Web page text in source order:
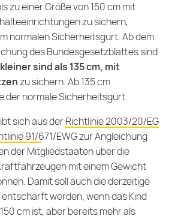
zu einer Größe von 150 cm mit
zu sichern,
normalen Sicherheitsgurt. Ab dem
des Bundesgesetzblattes sind
sind als 135 cm, mit
zu sichern. Ab 135 cm
der normale Sicherheitsgurt.
sich aus derRichtlinie 2003/20/EG
91/671/EWG zur Angleichung
der Mitgliedstaaten über die
mit einem Gewicht
. Damit soll auch die derzeitige
werden, wenn das Kind
cm ist, aber bereits mehr als